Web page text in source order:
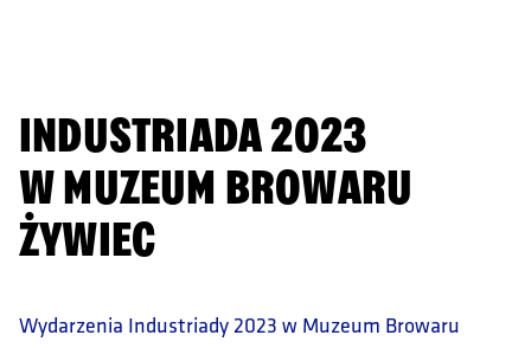
INDUSTRIADA 2023
W MUZEUM BROWARU
ŻYWIEC
Wydarzenia Industriady 2023 w Muzeum Browaru